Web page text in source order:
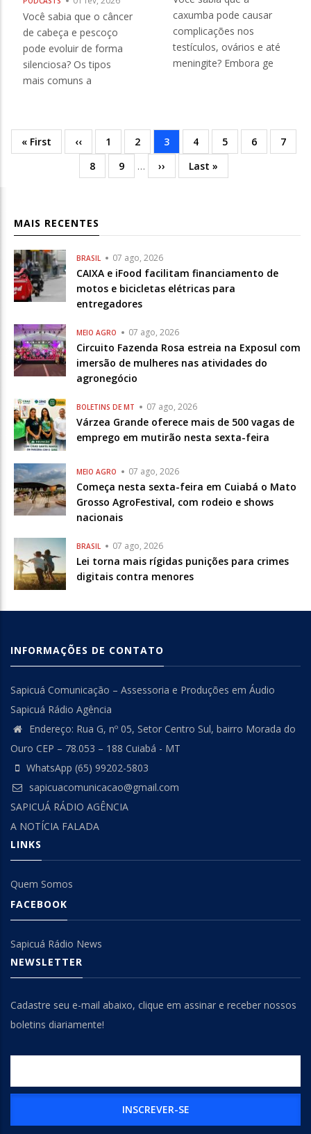
Você sabia que o câncer
de cabeça e pescoço
pode evoluir de forma
silenciosa? Os tipos
mais comuns a
caxumba pode causar
complicações nos
testículos, ovários e até
meningite? Embora ge
Paginação
Primeira
página
« First
Página
anterior
‹‹ Página
1 Página
2
Página
atual
3 Página
4 Página
5 Página
6
7
Página
8 Página
9 … Próxima
››
Última
página
Last »
MAIS RECENTES
BRASIL 07 ago, 2026
CAIXA e iFood facilitam financiamento de
motos e bicicletas elétricas para
entregadores
MEIO AGRO 07 ago, 2026
Circuito Fazenda Rosa estreia na Exposul com
imersão de mulheres nas atividades do
agronegócio
BOLETINS DE MT 07 ago, 2026
Várzea Grande oferece mais de 500 vagas de
emprego em mutirão nesta sexta-feira
MEIO AGRO 07 ago, 2026
Começa nesta sexta-feira em Cuiabá o Mato
Grosso AgroFestival, com rodeio e shows
nacionais
BRASIL 07 ago, 2026
Lei torna mais rígidas punições para crimes
digitais contra menores
INFORMAÇÕES DE CONTATO
Sapicuá Comunicação – Assessoria e Produções em Áudio
Sapicuá Rádio Agência
Endereço: Rua G, nº 05, Setor Centro Sul, bairro Morada do
Ouro CEP – 78.053 – 188 Cuiabá - MT
WhatsApp (65) 99202-5803
sapicuacomunicacao@gmail.com
SAPICUÁ RÁDIO AGÊNCIA
A NOTÍCIA FALADA
LINKS
Quem Somos
FACEBOOK
Sapicuá Rádio News
NEWSLETTER
Cadastre seu e-mail abaixo, clique em assinar e receber nossos
boletins diariamente!